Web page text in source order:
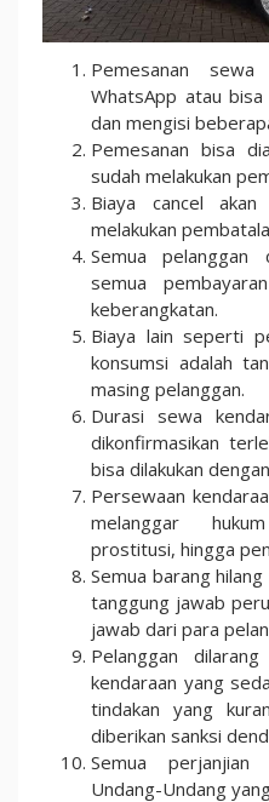
Pemesanan
WhatsApp atau
dan mengisi
Pemesanan bisa
sudah melakukan
Biaya cancel akan
melakukan
Semua pelanggan
semua
keberangkatan.
Biaya lain seperti
konsumsi adalah
masing pelanggan.
Durasi sewa
dikonfirmasikan
bisa dilakukan
Persewaan
melanggar
prostitusi, hingga
Semua barang
tanggung jawab
jawab dari para
Pelanggan
kendaraan yang
tindakan yang
diberikan sanksi
Semua perjanjian
Undang-Undang